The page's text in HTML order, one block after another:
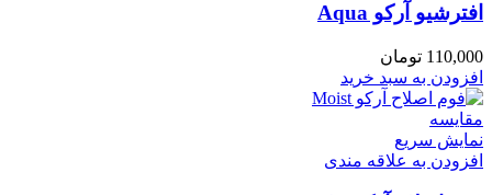
افترشیو آرکو Aqua
110,000 تومان
افزودن به سبد خرید
مقايسه
نمایش سریع
افزودن به علاقه مندی